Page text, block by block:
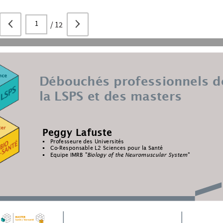
/12
Débouchés professionnels
la LSPS et des masters
Peggy Lafuste

Professeure des Universités

Co-Responsable L2 Sciences pour la Santé

Equipe IMRB "Biology of the Neuromuscular System"